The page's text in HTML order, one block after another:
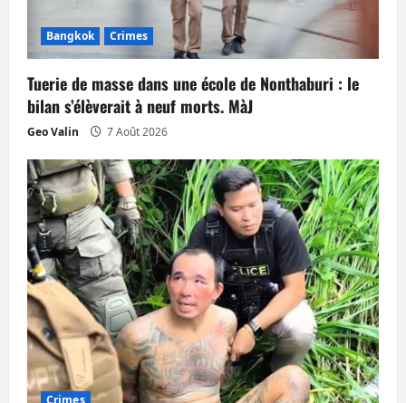
Bangkok Crimes
Tuerie de masse dans une école de Nonthaburi : le
bilan s’élèverait à neuf morts. MàJ
Geo Valin 7 Août 2026